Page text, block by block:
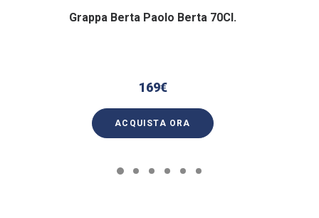
Grappa Berta Paolo Berta 70Cl.
169€
ACQUISTA ORA